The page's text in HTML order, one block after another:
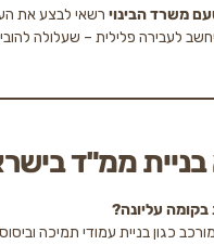
רשאי לבצע את העבודה. בנייה
– שעלולה להוביל לאי קבלת
ממ"ד בישראל
עמודי תמיכה וביסוס חיצוניים.